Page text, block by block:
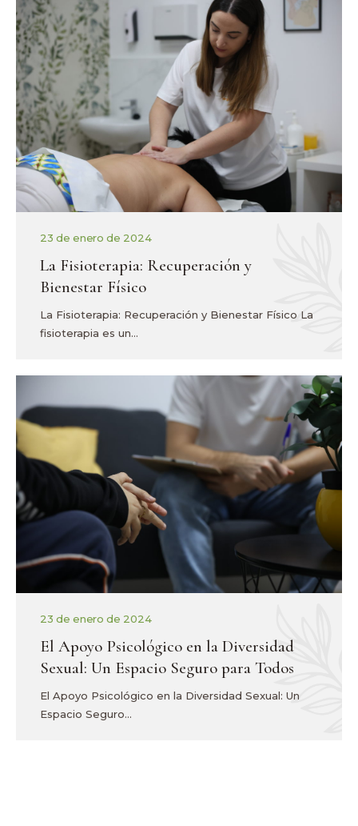
23 de enero de 2024
La Fisioterapia: Recuperación y
Bienestar Físico
La Fisioterapia: Recuperación y Bienestar Físico La
fisioterapia es un…
23 de enero de 2024
El Apoyo Psicológico en la Diversidad
Sexual: Un Espacio Seguro para Todos
El Apoyo Psicológico en la Diversidad Sexual: Un
Espacio Seguro…